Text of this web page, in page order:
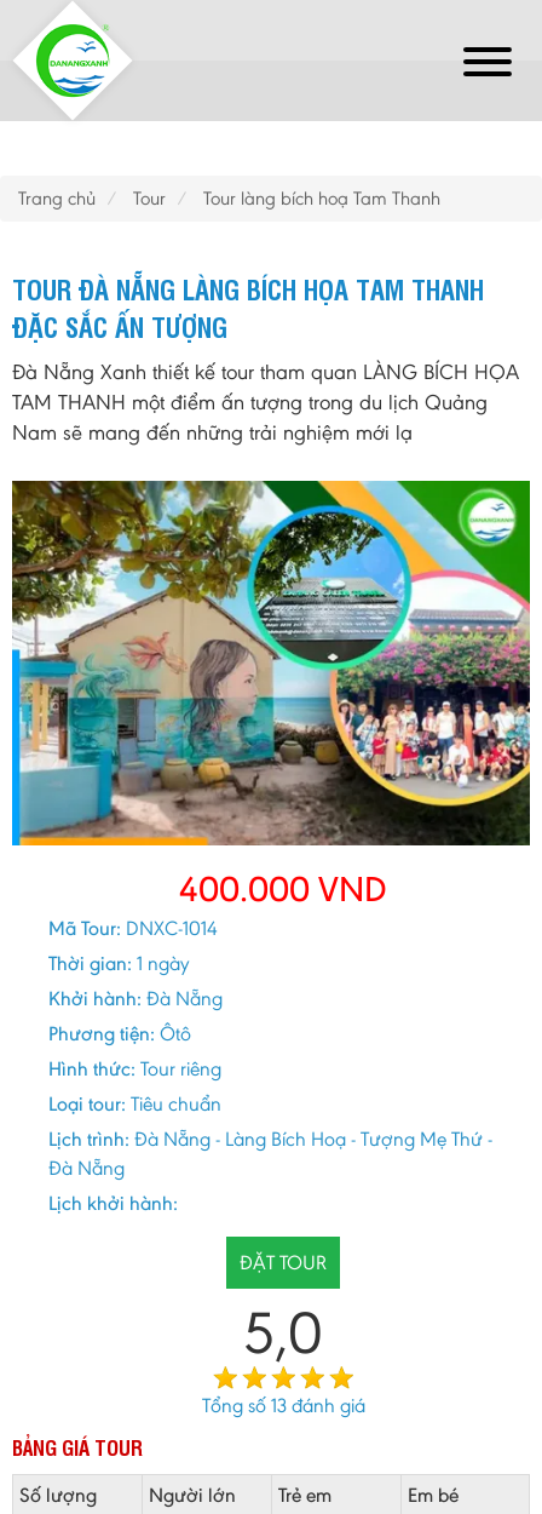
Trang chủ Tour Tour làng bích hoạ Tam Thanh
TOUR ĐÀ NẴNG LÀNG BÍCH HỌA TAM THANH
ĐẶC SẮC ẤN TƯỢNG
Đà Nẵng Xanh thiết kế tour tham quan LÀNG BÍCH HỌA
TAM THANH một điểm ấn tượng trong du lịch Quảng
Nam sẽ mang đến những trải nghiệm mới lạ
400.000 VND
Mã Tour: DNXC-1014
Thời gian: 1 ngày
Khởi hành: Đà Nẵng
Phương tiện: Ôtô
Hình thức: Tour riêng
Loại tour: Tiêu chuẩn
Lịch trình: Đà Nẵng - Làng Bích Hoạ - Tượng Mẹ Thứ -
Đà Nẵng
Lịch khởi hành:
ĐẶT TOUR
5,0
Tổng số13đánh giá
BẢNG GIÁ TOUR
Số lượng Người lớn Trẻ em
Em bé